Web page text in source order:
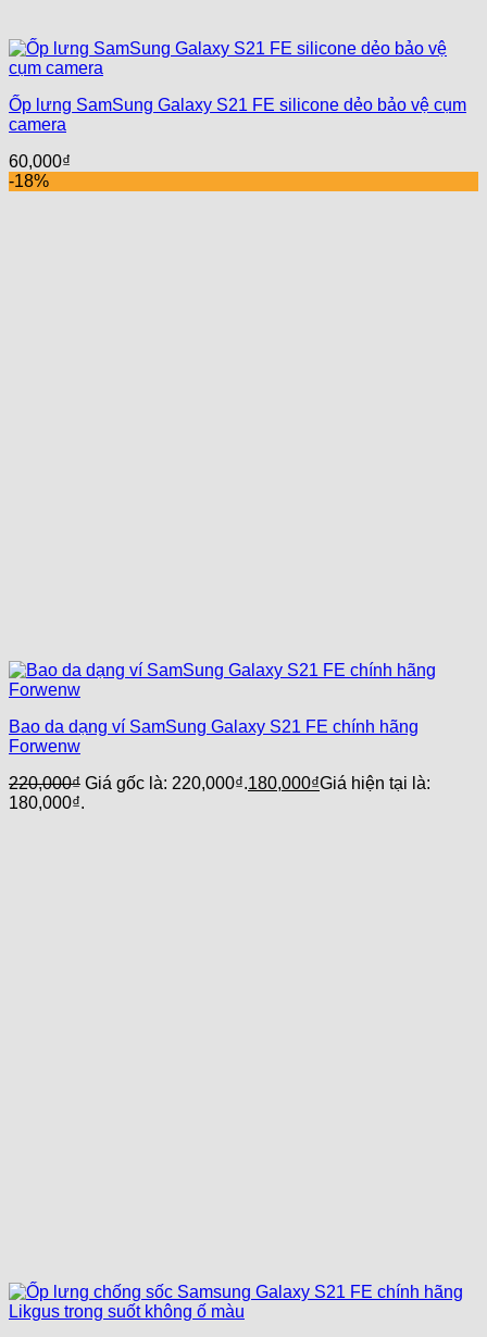
Ốp lưng SamSung Galaxy S21 FE silicone dẻo bảo vệ cụm
camera
60,000₫
-18%
Bao da dạng ví SamSung Galaxy S21 FE chính hãng
Forwenw
220,000₫ Giá gốc là: 220,000₫.180,000₫Giá hiện tại là:
180,000₫.